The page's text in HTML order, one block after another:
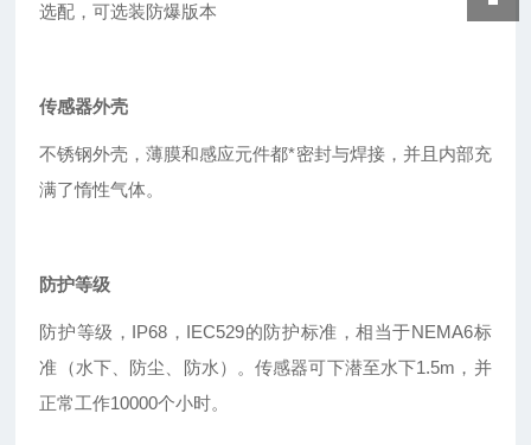
选配，可选装防爆版本
传感器外壳
不锈钢外壳，薄膜和感应元件都*密封与焊接，并且内部充
满了惰性气体。
防护等级
防护等级，IP68，IEC529的防护标准，相当于NEMA6标
准（水下、防尘、防水）。传感器可下潜至水下1.5m，并
正常工作10000个小时。